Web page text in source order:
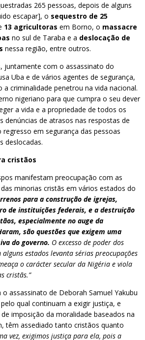
265 pessoas, depois de alguns
escapar], o sequestro de 25
13 agricultoras em Borno, o massacre
no sul de Taraba e a deslocação de
nessa região, entre outros.
juntamente com o assassinato do
Uba e de vários agentes de segurança,
criminalidade penetrou na vida nacional.
nigeriano para que cumpra o seu dever
a vida e a propriedade de todos os
denúncias de atrasos nas respostas de
em segurança das pessoas
deslocadas.
cristãos
manifestam preocupação com as
minorias cristãs em vários estados do
para a construção de igrejas,
de instituições federais, e a destruição
especialmente no auge da
são questões que exigem uma
do governo. O excesso de poder dos
estados levanta sérias preocupações
o carácter secular da Nigéria e viola
cristãs.”
assassinato de Deborah Samuel Yakubu
qual continuam a exigir justiça, e
imposição da moralidade baseados na
têm assediado tanto cristãos quanto
vez, exigimos justiça para ela, pois a